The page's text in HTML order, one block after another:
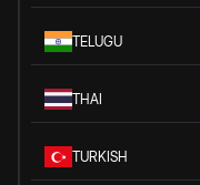
TELUGU
THAI
TURKISH